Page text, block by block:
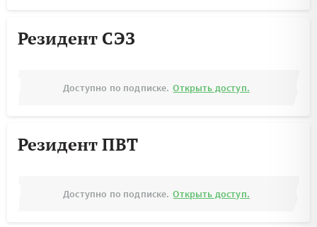
Резидент СЭЗ
Доступно по подписке. Открыть доступ.
Резидент ПВТ
Доступно по подписке. Открыть доступ.